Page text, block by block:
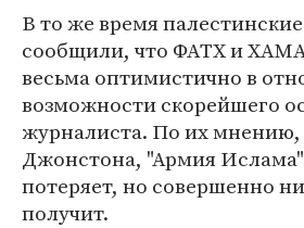
В то же время
сообщили, что ФАТХ и
весьма оптимистично в
возможности скорейшего
журналиста. По их мнению,
Джонстона, "Армия
потеряет, но совершенно
получит.